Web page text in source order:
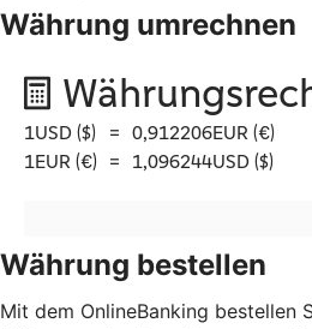
Währung umrechnen
Währung bestellen
Mit dem OnlineBanking bestellen